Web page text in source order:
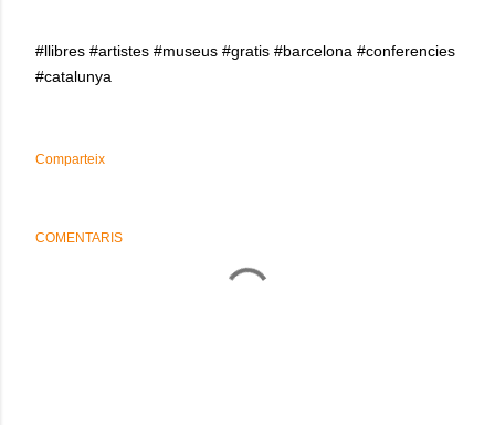
#llibres #artistes #museus #gratis #barcelona #conferencies
#catalunya
Comparteix
COMENTARIS